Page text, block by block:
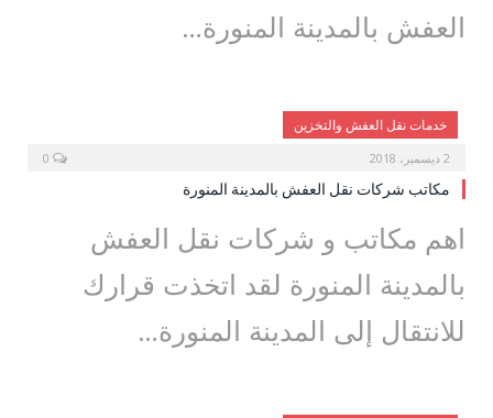
العفش بالمدينة المنورة…
خدمات نقل العفش والتخزين
2 ديسمبر، 2018
مكاتب شركات نقل العفش بالمدينة المنورة
اهم مكاتب و شركات نقل العفش
بالمدينة المنورة لقد اتخذت قرارك
للانتقال إلى المدينة المنورة…